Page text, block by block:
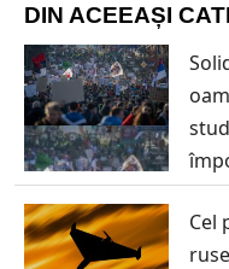
DIN ACEEAȘI
Cel